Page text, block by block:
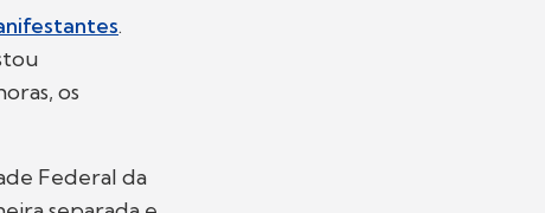
.
os
Federal da